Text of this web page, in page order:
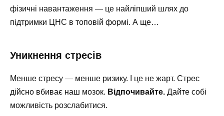
фізичні навантаження — це найліпший шлях до
підтримки ЦНС в топовій формі. А ще…
Уникнення стресів
Менше стресу — менше ризику. І це не жарт. Стрес
дійсно вбиває наш мозок. Відпочивайте. Дайте собі
можливість розслабитися.